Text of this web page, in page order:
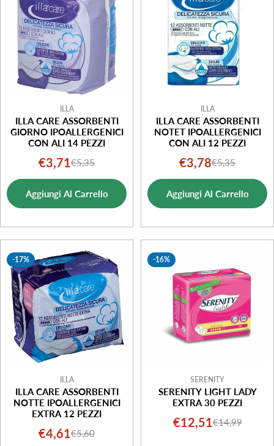
ILLA
ILLA CARE ASSORBENTI
GIORNO IPOALLERGENICI
CON ALI 14 PEZZI
Prezzo
di
vendita
€3,71Prezzo
normale
€5,35
Aggiungi Al Carrello
ILLA
ILLA CARE ASSORBENTI
NOTET IPOALLERGENICI
CON ALI 12 PEZZI
Prezzo
di
vendita
€3,78Prezzo
normale
€5,35
Aggiungi Al Carrello
-17%
ILLA
ILLA CARE ASSORBENTI
NOTTE IPOALLERGENICI
EXTRA 12 PEZZI
Prezzo
€4,61Prezzo
€5,60
-16%
SERENITY
SERENITY LIGHT LADY
EXTRA 30 PEZZI
Prezzo
€12,51Prezzo
€14,99